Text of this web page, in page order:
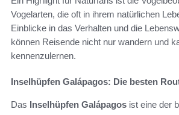
Vogelarten, die oft in ihrem natürlichen
Einblicke in das Verhalten und die
können Reisende nicht nur wandern und
kennenzulernen.
Inselhüpfen Galápagos: Die besten
Das Inselhüpfen Galápagos ist eine der